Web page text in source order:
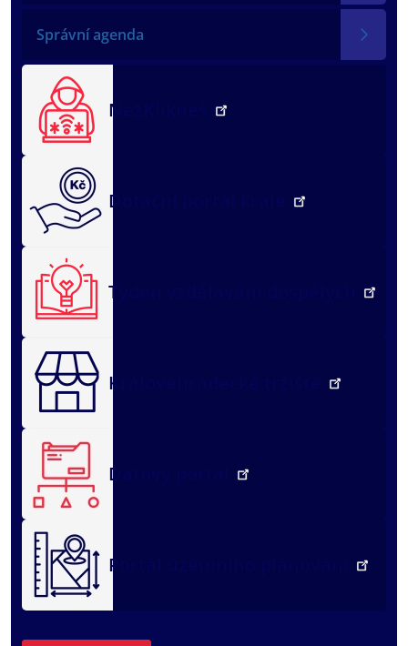
Správní agenda
NežKlikneš
Dotační portál kraje
Týden vzdělávání dospělých
Královéhradecké tržiště
Datový portál
Portál územního plánování